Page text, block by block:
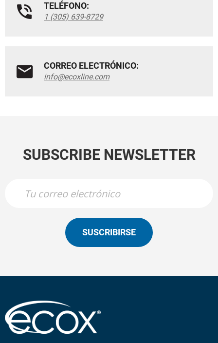
TELÉFONO:
1 (305) 639-8729
CORREO ELECTRÓNICO:
info@ecoxline.com
SUBSCRIBE NEWSLETTER
SUSCRIBIRSE